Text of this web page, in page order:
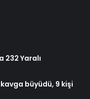
232 Yaralı
büyüdü, 9 kişi